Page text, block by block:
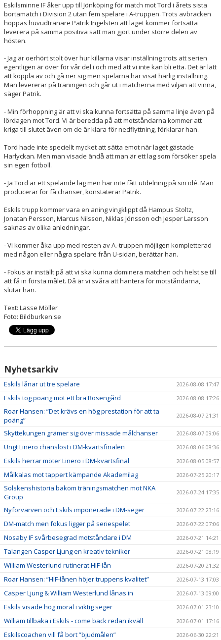
Eskilsminne IF åker upp till Jönköping för match mot Tord i årets sista
bortamatch i Division 2 utan fem spelare i A-truppen. Trots avbräcken
hoppas huvudtränare Patrik Ingelsten att laget kommer fortsätta
leverera på samma positiva sätt man gjort under större delen av
hösten.
- Jag är oerhört stolt över hur killarna visar inställning trots att serien
egentligen är över för vår del i och med att vi inte kan bli etta. Det är lätt
att koppla av och gå ner sig men spelarna har visat härlig inställning.
Man levererar på träningen och går ut i matcherna med viljan att vinna,
säger Patrik.
- Min förhoppning är att vi ska kunna fortsätta på samma linje även på
lördagen mot Tord. Vi är beredda på att motståndarna kommer att
kriga till slutet även om de är klara för nedflyttning, förklarar han.
Tord hade inte speciellt mycket att sätta emot när laget gästade
Harlyckan. Men man visade ändå att man är ett lag som försöker spela
sin egen fotboll.
- Ja Tord är ett spelande lag men har inte fått utdelning på sin idé. Man
producerar för få chanser, konstaterar Patrik.
Eskils trupp kommer vara en aning vingklippt då Hampus Stoltz,
Jonatan Persson, Marcus Nilsson, Niklas Jönsson och Jesper Larsson
saknas av olika anledningar.
- Vi kommer åka upp med resten av A.-truppen möjligen kompletterad
med någon eller några spelare från U-sidan, berättar han.
- Fokus är inställt på att vi ska kunna dominera matchen och helst se till
att få in första målet. Då är vi svåra att hantera för motståndarna,
slutar han.
Text: Lasse Möller
Foto: Bildburken.se
Nyhetsarkiv
Eskils lånar ut tre spelare 2026-08-08 17:47
Eskils tog poäng mot ett bra Rosengård 2026-08-08 17:26
Roar Hansen: ”Det krävs en hög prestation för att ta
poäng”
2026-08-07 21:31
Skyttekungen grämer sig över missade målchanser 2026-08-07 09:06
Ungt Linero chanslöst i DM-kvartsfinalen 2026-08-06 08:36
Eskils herrar möter Linero i DM-kvartsfinal 2026-08-05 08:57
Målkalas mot tappert kämpande Akademilag 2026-07-25 20:17
Solskenshistoria bakom träningsmatchen mot NKA
Group
2026-07-24 17:35
Nyförvärven och Eskils imponerade i DM-seger 2026-07-22 23:16
DM-match men fokus ligger på seriespelet 2026-07-22 07:06
Nosaby IF svårbesegrad motståndare i DM 2026-07-21 14:21
Talangen Casper Ljung en kreativ tekniker 2026-07-21 08:19
William Westerlund rutinerat HIF-lån 2026-07-20 21:32
Roar Hansen: ”HIF-lånen höjer truppens kvalitet” 2026-07-13 17:03
Casper Ljung & William Westerlund lånas in 2026-07-13 09:00
Eskils visade hög moral i viktig seger 2026-07-01 23:10
William tillbaka i Eskils - come back redan ikväll 2026-07-01 17:16
Eskilscoachen vill få bort ”bjudmålen” 2026-06-30 22:21